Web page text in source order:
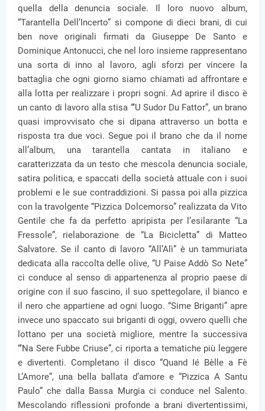
quella della denuncia sociale. Il loro nuovo album,
“Tarantella Dell’Incerto” si compone di dieci brani, di cui
ben nove originali firmati da Giuseppe De Santo e
Dominique Antonucci, che nel loro insieme rappresentano
una sorta di inno al lavoro, agli sforzi per vincere la
battaglia che ogni giorno siamo chiamati ad affrontare e
alla lotta per realizzare i propri sogni. Ad aprire il disco è
un canto di lavoro alla stisa “‘U Sudor Du Fattor”, un brano
quasi improvvisato che si dipana attraverso un botta e
risposta tra due voci. Segue poi il brano che da il nome
all’album, una tarantella cantata in italiano e
caratterizzata da un testo che mescola denuncia sociale,
satira politica, e spaccati della società attuale con i suoi
problemi e le sue contraddizioni. Si passa poi alla pizzica
con la travolgente “Pizzica Dolcemorso” realizzata da Vito
Gentile che fa da perfetto apripista per l’esilarante “La
Fressole”, rielaborazione de “La Bicicletta” di Matteo
Salvatore. Se il canto di lavoro “All’Alì” è un tammuriata
dedicata alla raccolta delle olive, “U Paise Addò So Nete”
ci conduce al senso di appartenenza al proprio paese di
origine con il suo fascino, il suo spettegolare, il bianco e
il nero che appartiene ad ogni luogo. “Sime Briganti” apre
invece uno spaccato sui briganti di oggi, ovvero quelli che
lottano per una società migliore, mentre la successiva
“‘Na Sere Fubbe Criuse”, ci riporta a tematiche più leggere
e divertenti. Completano il disco “Quand Ié Bèlle a Fè
L’Amore”, una bella ballata d’amore e “Pizzica A Santu
Paulo” che dalla Bassa Murgia ci conduce nel Salento.
Mescolando riflessioni profonde a brani divertentissimi,